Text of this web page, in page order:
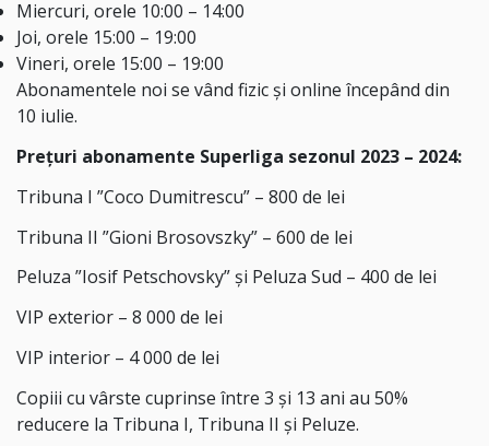
Miercuri, orele 10:00 – 14:00
Joi, orele 15:00 – 19:00
Vineri, orele 15:00 – 19:00
Abonamentele noi se vând fizic și online începând din
10 iulie.
Prețuri abonamente Superliga sezonul 2023 – 2024:
Tribuna I ”Coco Dumitrescu” – 800 de lei
Tribuna II ”Gioni Brosovszky” – 600 de lei
Peluza ”Iosif Petschovsky” și Peluza Sud – 400 de lei
VIP exterior – 8 000 de lei
VIP interior – 4 000 de lei
Copiii cu vârste cuprinse între 3 și 13 ani au 50%
reducere la Tribuna I, Tribuna II și Peluze.